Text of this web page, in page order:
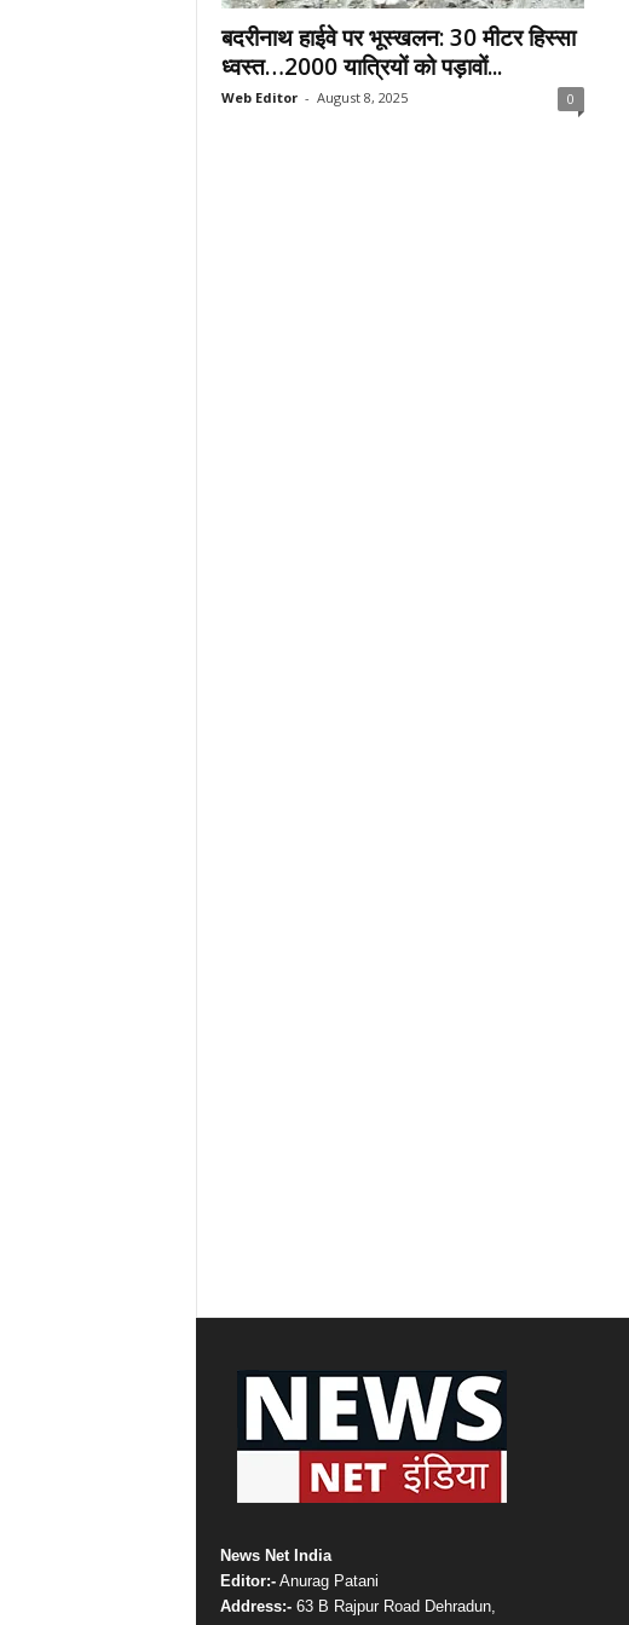
बदरीनाथ हाईवे पर भूस्खलन: 30 मीटर हिस्सा
ध्वस्त…2000 यात्रियों को पड़ावों...
Web Editor - August 8, 2025 0
News Net India
Editor:-Anurag Patani
Address:-63 B Rajpur Road Dehradun,